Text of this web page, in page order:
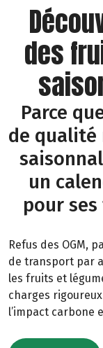
des
Parce
de qualité
un
pour
Refus des OGM,
de transport par
les fruits et
charges
l’impact carbone